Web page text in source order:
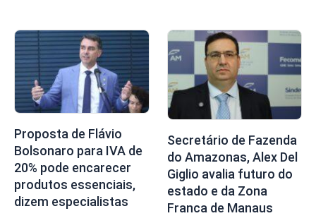
Proposta de Flávio
Bolsonaro para IVA de
20% pode encarecer
produtos essenciais,
dizem especialistas
Secretário de Fazenda
do Amazonas, Alex Del
Giglio avalia futuro do
estado e da Zona
Franca de Manaus